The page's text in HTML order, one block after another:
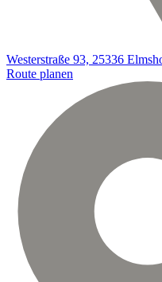
Westerstraße 93, 25336
Route planen